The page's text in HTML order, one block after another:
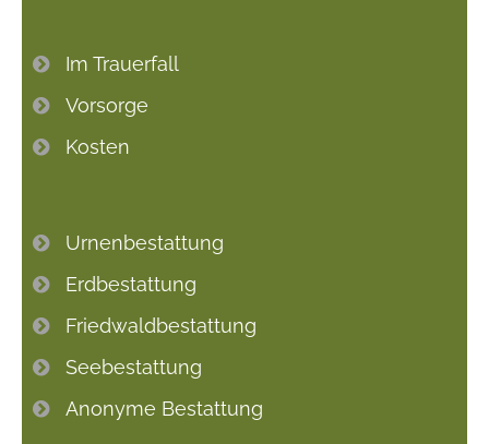
Im Trauerfall
Vorsorge
Kosten
Urnenbestattung
Erdbestattung
Friedwaldbestattung
Seebestattung
Anonyme Bestattung